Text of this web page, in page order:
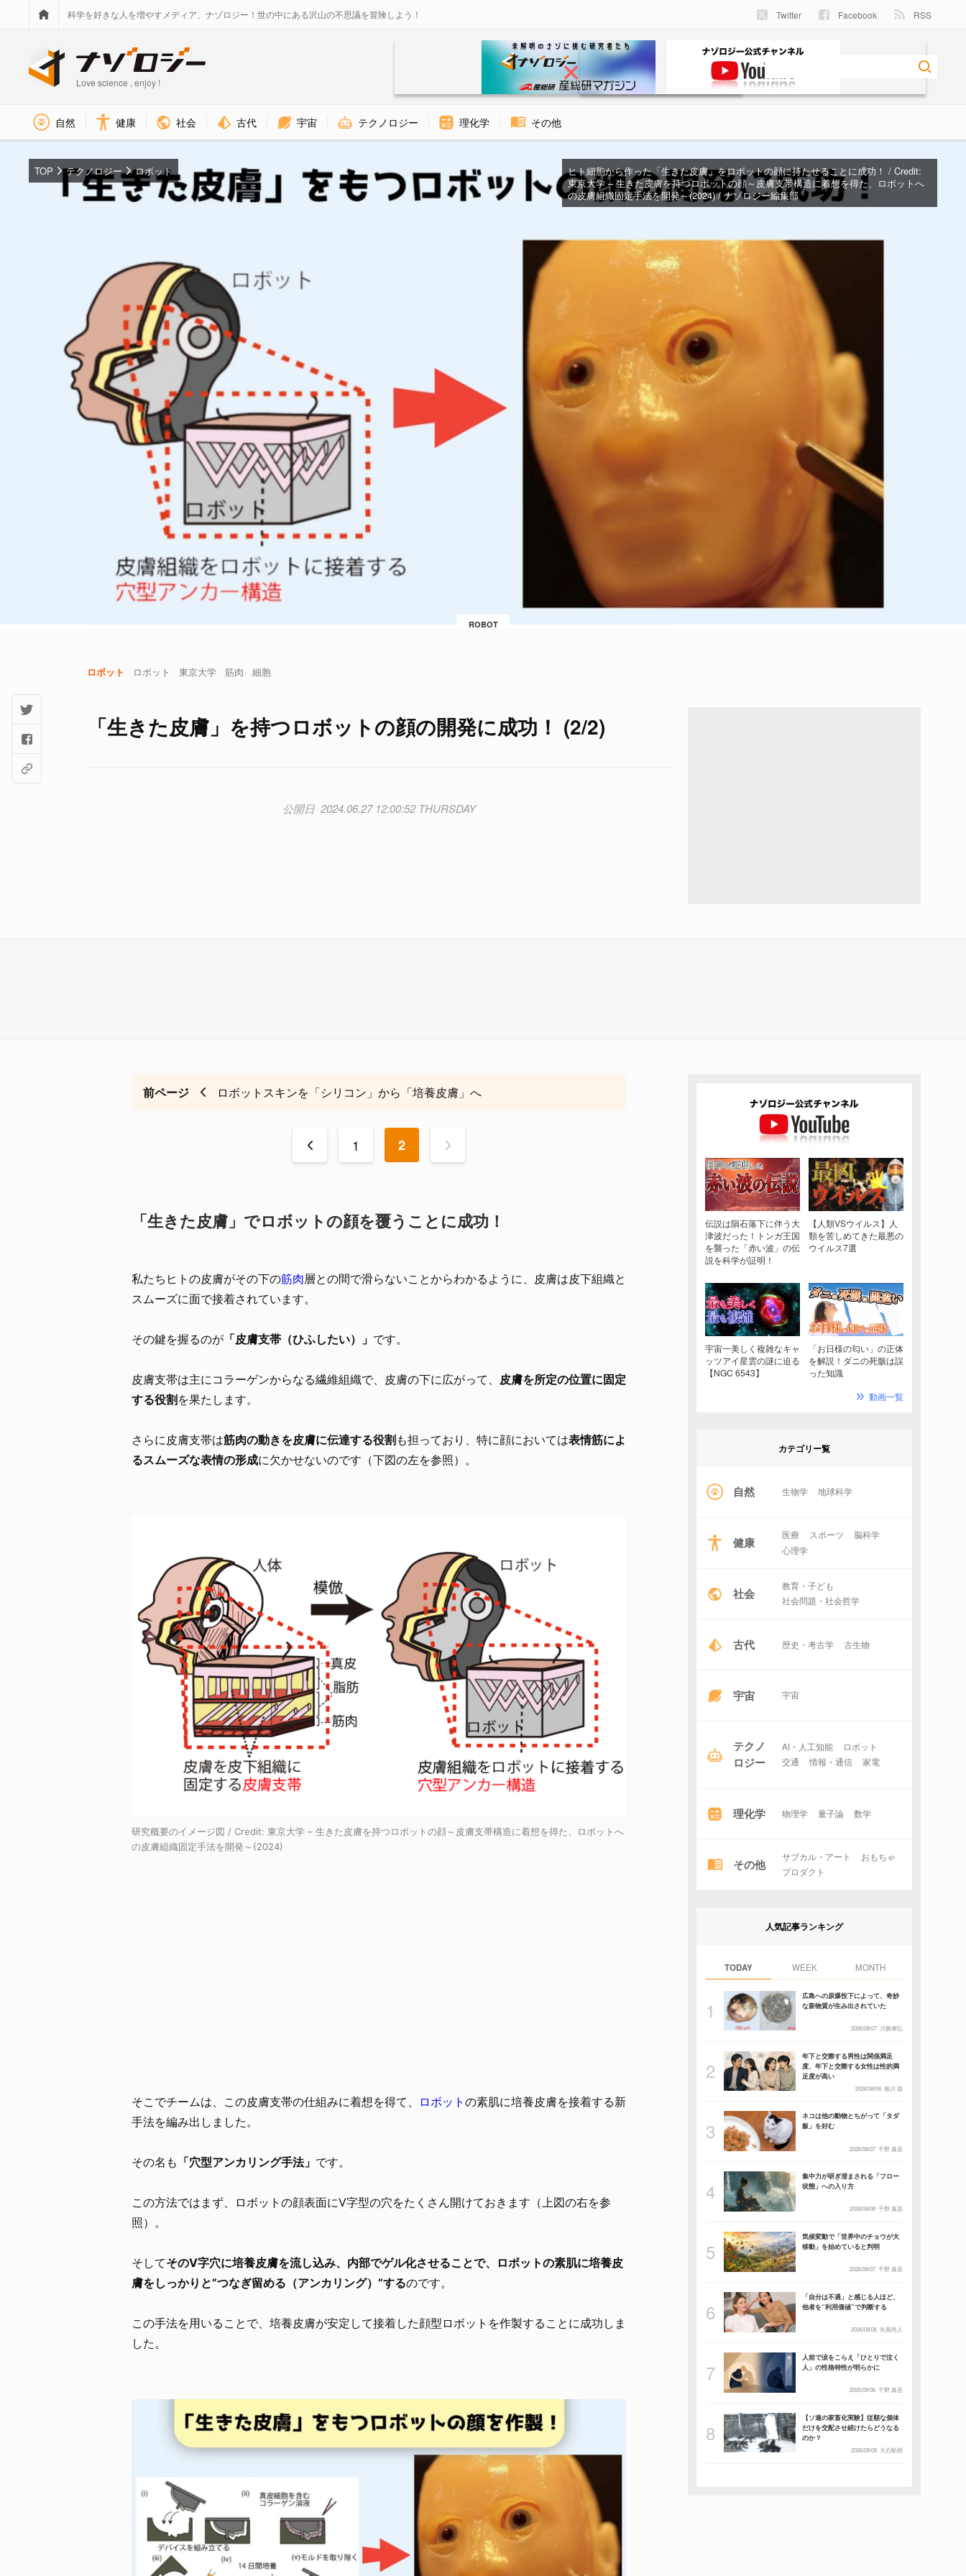
科学を好きな人を増やすメディア、ナゾロジー！世の中にある沢山の不思議を冒険しよう！ Twitter Facebook RSS
Love science , enjoy !
自然 健康 社会 古代 宇宙 テクノロジー 理化学 その他
ヒト細胞から作った「生きた皮膚」をロボットの顔に持たせることに成功！ / Credit:
東京大学 – 生きた皮膚を持つロボットの顔～皮膚支帯構造に着想を得た、ロボットへ
の皮膚組織固定手法を開発～(2024)/ ナゾロジー編集部
ROBOT
TOP テクノロジー ロボット
ロボット ロボット 東京大学 筋肉 細胞
「生きた皮膚」を持つロボットの顔の開発に成功！ (2/2)
2024.06.27 12:00:52 THURSDAY
前ページ ロボットスキンを「シリコン」から「培養皮膚」へ
< 1 2 >
「生きた皮膚」でロボットの顔を覆うことに成功！
私たちヒトの皮膚がその下の筋肉層との間で滑らないことからわかるように、皮膚は皮下組織と
スムーズに面で接着されています。
その鍵を握るのが 「皮膚支帯（ひふしたい）」 です。
皮膚支帯は主にコラーゲンからなる繊維組織で、皮膚の下に広がって、 皮膚を所定の位置に固定
する役割 を果たします。
さらに皮膚支帯は筋肉の動きを皮膚に伝達する役割 も担っており、特に顔においては表情筋によ
るスムーズな表情の形成に欠かせないのです（下図の左を参照）。
研究概要のイメージ図 / Credit: 東京大学 – 生きた皮膚を持つロボットの顔～皮膚支帯構造に着想を得た、ロボットへ
の皮膚組織固定手法を開発～(2024)
そこでチームは、この皮膚支帯の仕組みに着想を得て、 ロボット の素肌に培養皮膚を接着する新
手法を編み出しました。
その名も 「穴型アンカリング手法」 です。
この方法ではまず、ロボットの顔表面にV字型の穴をたくさん開けておきます（上図の右を参
照）。
そしてそのV字穴に培養皮膚を流し込み、内部でゲル化させることで、ロボットの素肌に培養皮
膚をしっかりと”つなぎ留める（アンカリング）”するのです。
この手法を用いることで、培養皮膚が安定して接着した顔型ロボットを作製することに成功しま
した。
伝説は隕石落下に伴う大
津波だった！トンガ王国
を襲った「赤い波」の伝
説を科学が証明！
【人類VSウイルス】人
類を苦しめてきた最悪の
ウイルス7選
宇宙一美しく複雑なキャ
ッツアイ星雲の謎に迫る
【NGC 6543】
「お日様の匂い」の正体
を解説！ダニの死骸は誤
った知識
動画一覧
カテゴリー覧
自然 生物学 地球科学
健康 医療 スポーツ
脳科学
心理学
社会
教育・子ども
社会問題・社会哲学
古代 歴史・考古学 古生物
宇宙 宇宙
テクノ
ロジー
AI・人工知能
ロボット
交通
情報・通信 家電
理化学 物理学 量子論 数学
その他 サブカル・アート
おもちゃ
プロダクト
人気記事ランキング
TODAY WEEK MONTH
広島への原爆投下によって、奇妙
な新物質が生み出されていた
2026/08/07 川勝康弘
年下と交際する男性は関係満足
度、年下と交際する女性は性的満
足度が高い
2026/08/08 相川 葵
ネコは他の動物とちがって「タダ
飯」を好む
2026/08/07 千野 真吾
集中力が研ぎ澄まされる「フロー
状態」への入り方
2026/08/08 千野 真吾
気候変動で「世界中のチョウが大
移動」を始めていると判明
2026/08/07 千野 真吾
「自分は不遇」と感じる人ほど、
他者を“利用価値”で判断する
2026/08/06 矢黒尚人
人前で涙をこらえ「ひとりで泣く
人」の性格特性が明らかに
2026/08/06 千野 真吾
【ソ連の家畜化実験】従順な個体
だけを交配させ続けたらどうなる
のか？
2026/08/08 大石航樹